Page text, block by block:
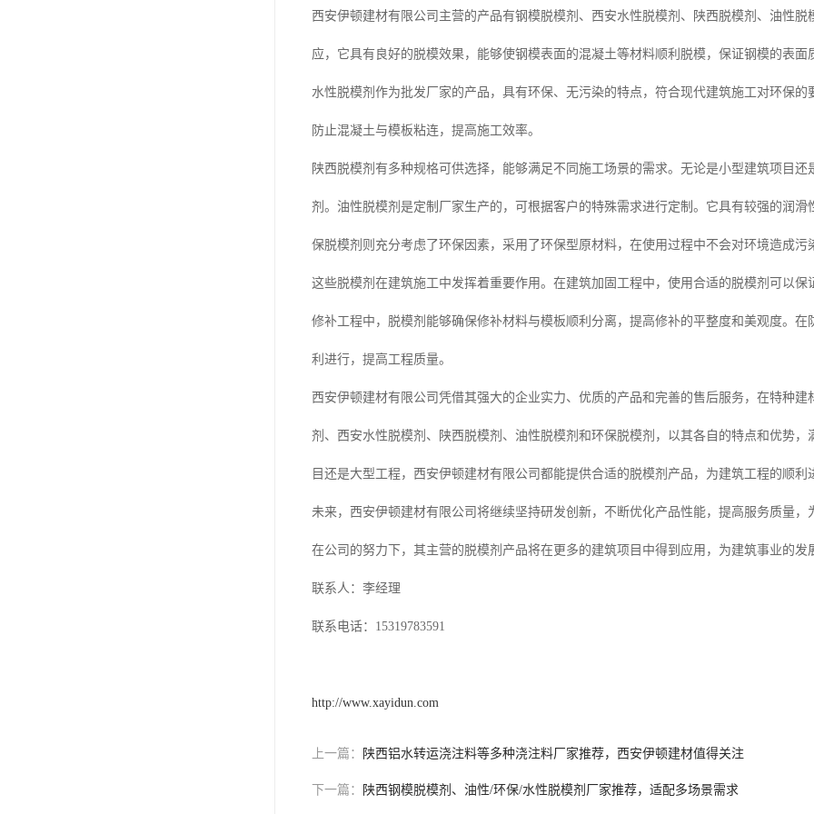
西安伊顿建材有限公司主营的产品有钢模脱模剂、西安水性脱模剂、陕西脱模剂、油性
应，它具有良好的脱模效果，能够使钢模表面的混凝土等材料顺利脱模，保证钢模的表
水性脱模剂作为批发厂家的产品，具有环保、无污染的特点，符合现代建筑施工对环保
防止混凝土与模板粘连，提高施工效率。
陕西脱模剂有多种规格可供选择，能够满足不同施工场景的需求。无论是小型建筑项目
剂。油性脱模剂是定制厂家生产的，可根据客户的特殊需求进行定制。它具有较强的润
保脱模剂则充分考虑了环保因素，采用了环保型原材料，在使用过程中不会对环境造成
这些脱模剂在建筑施工中发挥着重要作用。在建筑加固工程中，使用合适的脱模剂可以
修补工程中，脱模剂能够确保修补材料与模板顺利分离，提高修补的平整度和美观度。
利进行，提高工程质量。
西安伊顿建材有限公司凭借其强大的企业实力、优质的产品和完善的售后服务，在特种
剂、西安水性脱模剂、陕西脱模剂、油性脱模剂和环保脱模剂，以其各自的特点和优势
目还是大型工程，西安伊顿建材有限公司都能提供合适的脱模剂产品，为建筑工程的顺
未来，西安伊顿建材有限公司将继续坚持研发创新，不断优化产品性能，提高服务质量
在公司的努力下，其主营的脱模剂产品将在更多的建筑项目中得到应用，为建筑事业的发
联系人：李经理
联系电话：15319783591
http://www.xayidun.com
上一篇： 陕西铝水转运浇注料等多种浇注料厂家推荐，西安伊顿建材值得关注
下一篇： 陕西钢模脱模剂、油性/环保/水性脱模剂厂家推荐，适配多场景需求